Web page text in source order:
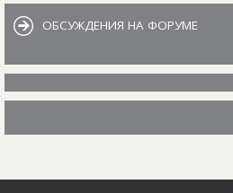
ОБСУЖДЕНИЯ НА ФОРУМЕ